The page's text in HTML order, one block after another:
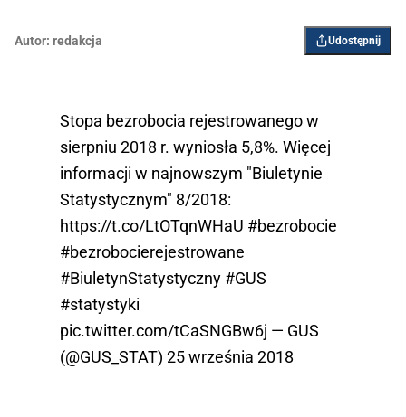
Autor: redakcja Udostępnij
Stopa bezrobocia rejestrowanego w
sierpniu 2018 r. wyniosła 5,8%. Więcej
informacji w najnowszym "Biuletynie
Statystycznym" 8/2018:
https://t.co/LtOTqnWHaU #bezrobocie
#bezrobocierejestrowane
#BiuletynStatystyczny #GUS
#statystyki
pic.twitter.com/tCaSNGBw6j — GUS
(@GUS_STAT) 25 września 2018